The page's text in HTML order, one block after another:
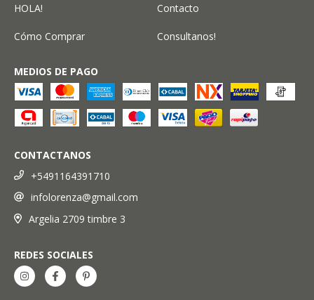
HOLA! Contacto
Cómo Comprar Consultanos!
MEDIOS DE PAGO
CONTACTANOS
+5491164391710
infolorenza@gmail.com
Argelia 2709 timbre 3
REDES SOCIALES